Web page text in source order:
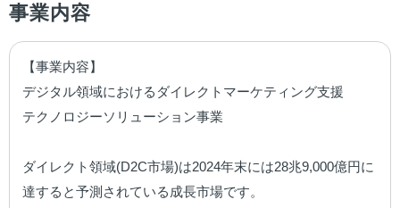
事業内容
【事業内容】
デジタル領域におけるダイレクトマーケティング支援
テクノロジーソリューション事業
ダイレクト領域(D2C市場)は2024年末には28兆9,000億円に
達すると予測されている成⻑市場です。